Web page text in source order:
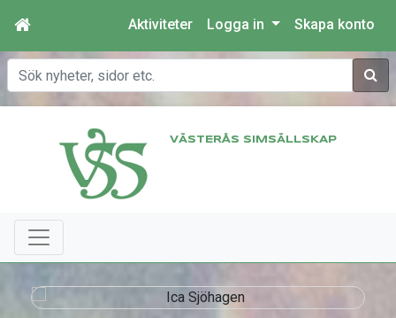
Aktiviteter Logga in Skapa konto
Sök
VÄSTERÅS SIMSÄLLSKAP